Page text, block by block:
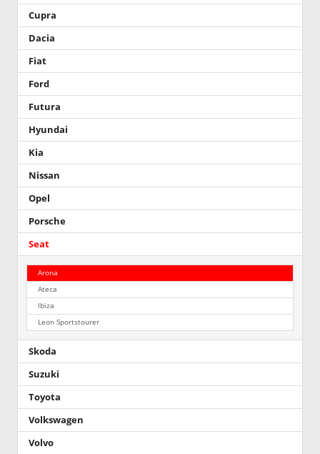
Cupra
Dacia
Fiat
Ford
Futura
Hyundai
Kia
Nissan
Opel
Porsche
Seat
Arona
Ateca
Ibiza
Leon Sportstourer
Skoda
Suzuki
Toyota
Volkswagen
Volvo